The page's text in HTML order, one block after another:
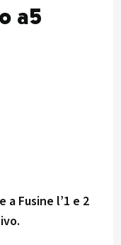
a5
a Fusine l’1 e 2